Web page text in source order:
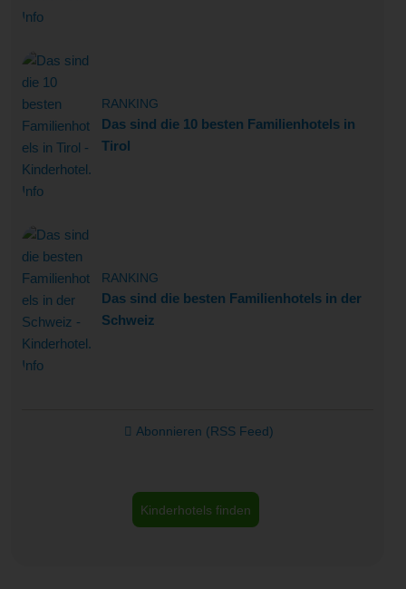
RANKING
Das sind die 10 besten Familienhotels in
Tirol
RANKING
Das sind die besten Familienhotels in der
Schweiz
Abonnieren (RSS Feed)
Kinderhotels finden